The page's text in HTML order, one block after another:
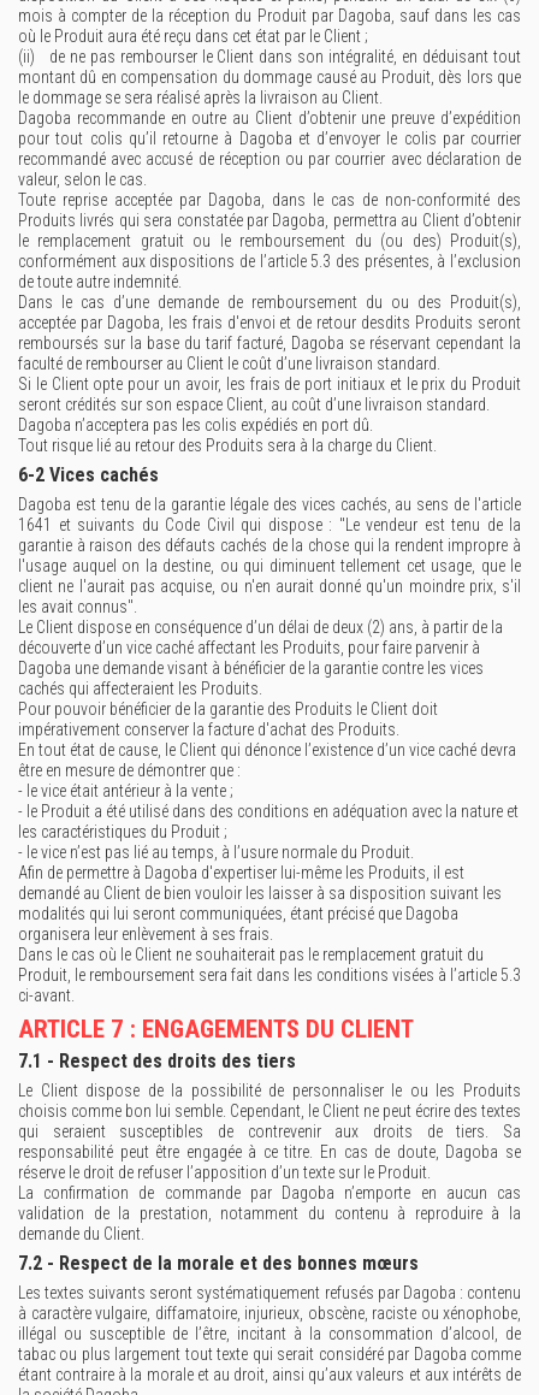
mois à compter de la réception du Produit par Dagoba, sauf dans les cas
où le Produit aura été reçu dans cet état par le Client ;
(ii) de ne pas rembourser le Client dans son intégralité, en déduisant tout
montant dû en compensation du dommage causé au Produit, dès lors que
le dommage se sera réalisé après la livraison au Client.
Dagoba recommande en outre au Client d’obtenir une preuve d’expédition
pour tout colis qu’il retourne à Dagoba et d’envoyer le colis par courrier
recommandé avec accusé de réception ou par courrier avec déclaration de
valeur, selon le cas.
Toute reprise acceptée par Dagoba, dans le cas de non-conformité des
Produits livrés qui sera constatée par Dagoba, permettra au Client d’obtenir
le remplacement gratuit ou le remboursement du (ou des) Produit(s),
conformément aux dispositions de l’article 5.3 des présentes, à l’exclusion
de toute autre indemnité.
Dans le cas d’une demande de remboursement du ou des Produit(s),
acceptée par Dagoba, les frais d'envoi et de retour desdits Produits seront
remboursés sur la base du tarif facturé, Dagoba se réservant cependant la
faculté de rembourser au Client le coût d’une livraison standard.
Si le Client opte pour un avoir, les frais de port initiaux et le prix du Produit
seront crédités sur son espace Client, au coût d’une livraison standard.
Dagoba n’acceptera pas les colis expédiés en port dû.
Tout risque lié au retour des Produits sera à la charge du Client.
6-2 Vices cachés
Dagoba est tenu de la garantie légale des vices cachés, au sens de l'article
1641 et suivants du Code Civil qui dispose : "Le vendeur est tenu de la
garantie à raison des défauts cachés de la chose qui la rendent impropre à
l'usage auquel on la destine, ou qui diminuent tellement cet usage, que le
client ne l'aurait pas acquise, ou n'en aurait donné qu'un moindre prix, s'il
les avait connus".
Le Client dispose en conséquence d’un délai de deux (2) ans, à partir de la
découverte d’un vice caché affectant les Produits, pour faire parvenir à
Dagoba une demande visant à bénéficier de la garantie contre les vices
cachés qui affecteraient les Produits.
Pour pouvoir bénéficier de la garantie des Produits le Client doit
impérativement conserver la facture d'achat des Produits.
En tout état de cause, le Client qui dénonce l’existence d’un vice caché devra
être en mesure de démontrer que :
- le vice était antérieur à la vente ;
- le Produit a été utilisé dans des conditions en adéquation avec la nature et
les caractéristiques du Produit ;
- le vice n’est pas lié au temps, à l’usure normale du Produit.
Afin de permettre à Dagoba d'expertiser lui-même les Produits, il est
demandé au Client de bien vouloir les laisser à sa disposition suivant les
modalités qui lui seront communiquées, étant précisé que Dagoba
organisera leur enlèvement à ses frais.
Dans le cas où le Client ne souhaiterait pas le remplacement gratuit du
Produit, le remboursement sera fait dans les conditions visées à l’article 5.3
ci-avant.
ARTICLE 7 : ENGAGEMENTS DU CLIENT
7.1 - Respect des droits des tiers
Le Client dispose de la possibilité de personnaliser le ou les Produits
choisis comme bon lui semble. Cependant, le Client ne peut écrire des textes
qui seraient susceptibles de contrevenir aux droits de tiers. Sa
responsabilité peut être engagée à ce titre. En cas de doute, Dagoba se
réserve le droit de refuser l’apposition d’un texte sur le Produit.
La confirmation de commande par Dagoba n’emporte en aucun cas
validation de la prestation, notamment du contenu à reproduire à la
demande du Client.
7.2 - Respect de la morale et des bonnes mœurs
Les textes suivants seront systématiquement refusés par Dagoba : contenu
à caractère vulgaire, diffamatoire, injurieux, obscène, raciste ou xénophobe,
illégal ou susceptible de l’être, incitant à la consommation d’alcool, de
tabac ou plus largement tout texte qui serait considéré par Dagoba comme
étant contraire à la morale et au droit, ainsi qu’aux valeurs et aux intérêts de